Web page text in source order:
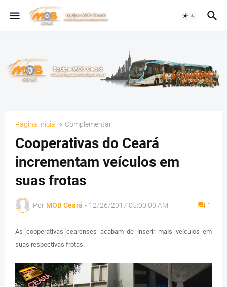
Página inicial Complementar
Cooperativas do Ceará
incrementam veículos em
suas frotas
Por MOB Ceará - 12/26/2017 05:00:00 AM 1
As cooperativas cearenses acabam de inserir mais veículos em
suas respectivas frotas.